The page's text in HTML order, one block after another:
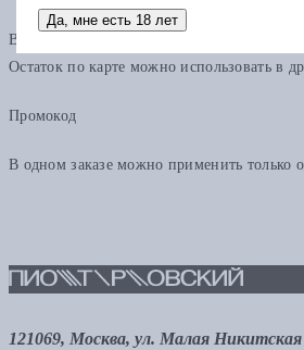
В одном заказе можно применить только
Остаток по карте можно использовать в
Промокод
В одном заказе можно применить только
121069, Москва, ул. Малая
Да, мне есть 18 лет